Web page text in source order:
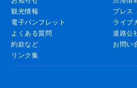
観光情報
プレス
電子パンフレット
ライブ
よくある質問
道路公
約款など
お問い
リンク集